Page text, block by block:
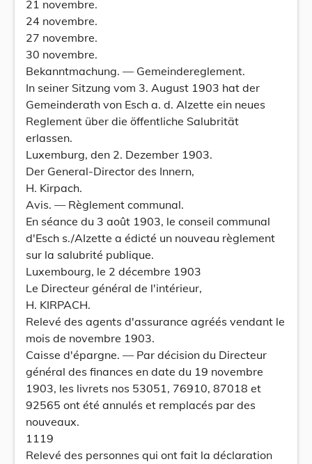
21 novembre.
24 novembre.
27 novembre.
30 novembre.
Bekanntmachung. — Gemeindereglement.
In seiner Sitzung vom 3. August 1903 hat der
Gemeinderath von Esch a. d. Alzette ein neues
Reglement über die öffentliche Salubrität
erlassen.
Luxemburg, den 2. Dezember 1903.
Der General-Director des Innern,
H. Kirpach.
Avis. — Règlement communal.
En séance du 3 août 1903, le conseil communal
d'Esch s./AIzette a édicté un nouveau règlement
sur la salubrité publique.
Luxembourg, le 2 décembre 1903
Le Directeur général de l'intérieur,
H. KIRPACH.
Relevé des agents d'assurance agréés vendant le
mois de novembre 1903.
Caisse d'épargne. — Par décision du Directeur
général des finances en date du 19 novembre
1903, les livrets nos 53051, 76910, 87018 et
92565 ont été annulés et remplacés par des
nouveaux.
1119
Relevé des personnes qui ont fait la déclaration